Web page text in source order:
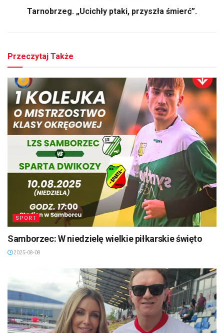
Tarnobrzeg. „Ucichły ptaki, przyszła śmierć”.
Przeczytaj Także
SPORT
Samborzec: W niedzielę wielkie piłkarskie święto
2025-08-08